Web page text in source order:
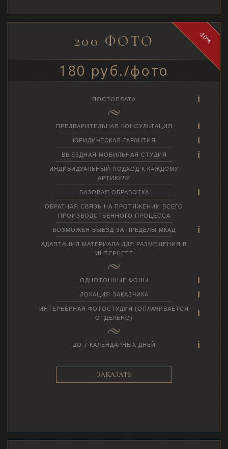
-10%
200 ФОТО
180 руб./фото
ПОСТОПЛАТА
ПРЕДВАРИТЕЛЬНАЯ КОНСУЛЬТАЦИЯ
ЮРИДИЧЕСКАЯ ГАРАНТИЯ
ВЫЕЗДНАЯ МОБИЛЬНАЯ СТУДИЯ
ИНДИВИДУАЛЬНЫЙ ПОДХОД К КАЖДОМУ
АРТИКУЛУ
БАЗОВАЯ ОБРАБОТКА
ОБРАТНАЯ СВЯЗЬ НА ПРОТЯЖЕНИИ ВСЕГО
ПРОИЗВОДСТВЕННОГО ПРОЦЕССА
ВОЗМОЖЕН ВЫЕЗД ЗА ПРЕДЕЛЫ МКАД
АДАПТАЦИЯ МАТЕРИАЛА ДЛЯ РАЗМЕЩЕНИЯ В
ИНТЕРНЕТЕ
ОДНОТОННЫЕ ФОНЫ
ЛОКАЦИЯ ЗАКАЗЧИКА
ИНТЕРЬЕРНАЯ ФОТОСТУДИЯ (ОПЛАЧИВАЕТСЯ
ОТДЕЛЬНО)
ДО 7 КАЛЕНДАРНЫХ ДНЕЙ
ЗАКАЗАТЬ